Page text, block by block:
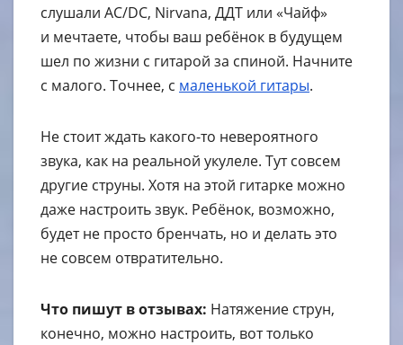
слушали AC/DC, Nirvana, ДДТ или «Чайф»
и мечтаете, чтобы ваш ребёнок в будущем
шел по жизни с гитарой за спиной. Начните
с малого. Точнее, с маленькой гитары.
Не стоит ждать какого-то невероятного
звука, как на реальной укулеле. Тут совсем
другие струны. Хотя на этой гитарке можно
даже настроить звук. Ребёнок, возможно,
будет не просто бренчать, но и делать это
не совсем отвратительно.
Что пишут в отзывах: Натяжение струн,
конечно, можно настроить, вот только